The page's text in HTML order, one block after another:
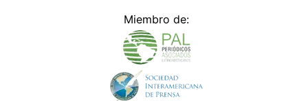
Miembro de: